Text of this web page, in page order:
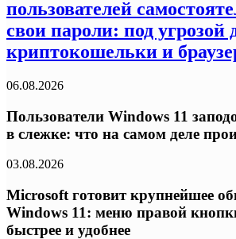
пользователей
свои пароли: под угрозой
криптокошельки и
06.08.2026
Пользователи Windows 11
в слежке: что на самом деле
03.08.2026
Microsoft готовит крупнейшее
Windows 11: меню правой
быстрее и удобнее